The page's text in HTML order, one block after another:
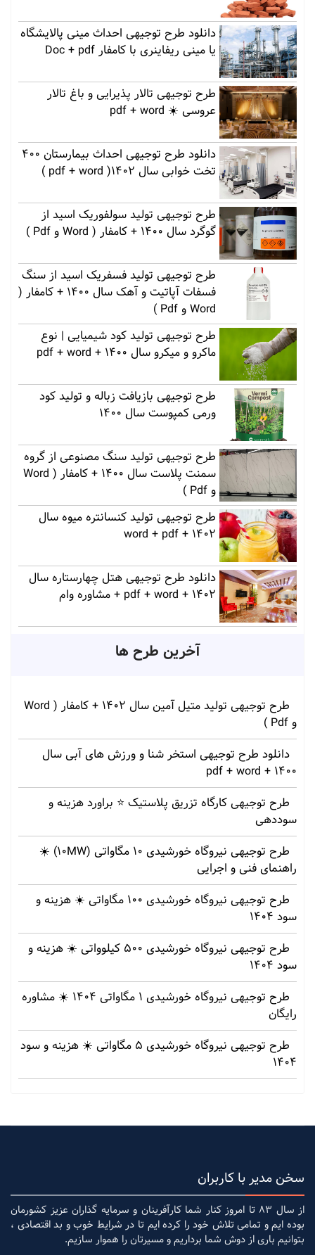
دانلود طرح توجیهی احداث مینی پالایشگاه
یا مینی ریفاینری با کامفار Doc + pdf
طرح توجیهی تالار پذیرایی و باغ تالار
عروسی ☀️ pdf + word
دانلود طرح توجیهی احداث بیمارستان 400
تخت خوابی سال 1402( pdf + word )
طرح توجیهی تولید سولفوریک اسید از
گوگرد سال 1400 + کامفار ( Word و Pdf )
طرح توجیهی تولید فسفریک اسید از سنگ
فسفات آپاتیت و آهک سال 1400 + کامفار (
Word و Pdf )
طرح توجیهی تولید کود شیمیایی | نوع
ماکرو و میکرو سال 1400 + pdf + word
طرح توجیهی بازیافت زباله و تولید کود
ورمی کمپوست سال 1400
طرح توجیهی تولید سنگ مصنوعی از گروه
سمنت پلاست سال 1400 + کامفار ( Word
و Pdf )
طرح توجیهی تولید کنسانتره میوه سال
1402 + word + pdf
دانلود طرح توجیهی هتل چهارستاره سال
1402 + pdf + word + مشاوره وام
آخرین طرح ها
طرح توجیهی تولید متیل آمین سال 1402 + کامفار ( Word
و Pdf )
دانلود طرح توجیهی استخر شنا و ورزش های آبی سال
1400 + pdf + word
طرح توجیهی کارگاه تزریق پلاستیک ⭐ براورد هزینه و
سوددهی
طرح توجیهی نیروگاه خورشیدی 10 مگاواتی (10MW) ☀️
راهنمای فنی و اجرایی
طرح توجیهی نیروگاه خورشیدی 100 مگاواتی ☀️ هزینه‌ و
سود 1404
طرح توجیهی نیروگاه خورشیدی 500 کیلوواتی ☀️ هزینه‌ و
سود 1404
طرح توجیهی نیروگاه خورشیدی 1 مگاواتی 1404 ☀️ مشاوره
رایگان
طرح توجیهی نیروگاه خورشیدی 5 مگاواتی ☀️ هزینه‌ و سود
1404
سخن مدیر با کاربران
از سال 83 تا امروز کنار شما کارآفرینان و سرمایه گذاران عزیز کشورمان
بوده ایم و تمامی تلاش خود را کرده ایم تا در شرایط خوب و بد اقتصادی ،
بتوانیم باری از دوش شما برداریم و مسیرتان را هموار سازیم.